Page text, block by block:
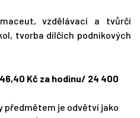
vzdělávací a tvůrčí
tvorba dílčích podnikových
Kč za hodinu/ 24 400
předmětem je odvětví jako